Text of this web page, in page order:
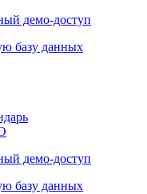
демо-доступ
базу данных
демо-доступ
базу данных